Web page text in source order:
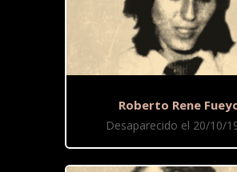
Roberto Rene
Desaparecido el 20/10/